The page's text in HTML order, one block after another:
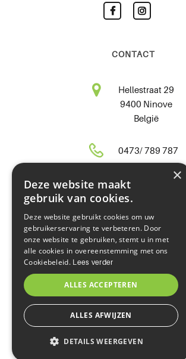
CONTACT
Hellestraat 29
9400 Ninove
België
0473/ 789 787
BTW : BE0828854706
Copyright © 2019 Fikabouw. All
Sitemap -Privacy Policy Cookie
webdesign by conversal
×
Deze website maakt
gebruik van cookies.
Deze website gebruikt cookies om uw
gebruikerservaring te verbeteren. Door
onze website te gebruiken, stemt u in met
alle cookies in overeenstemming met ons
Cookiebeleid. Lees verder
ALLES ACCEPTEREN
ALLES AFWIJZEN
DETAILS WEERGEVEN